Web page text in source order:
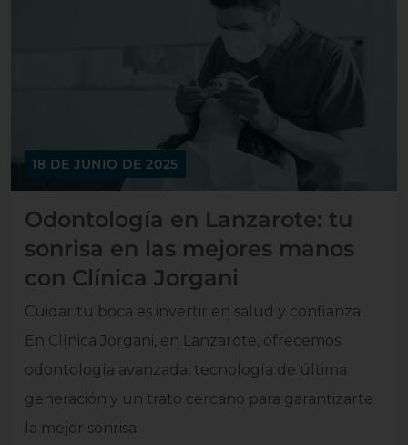
18 DE JUNIO DE 2025
Odontología en Lanzarote: tu
sonrisa en las mejores manos
con Clínica Jorgani
Cuidar tu boca es invertir en salud y confianza.
En Clínica Jorgani, en Lanzarote, ofrecemos
odontología avanzada, tecnología de última
generación y un trato cercano para garantizarte
la mejor sonrisa.